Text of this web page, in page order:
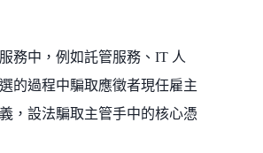
務中，例如託管服務、IT 人
的過程中騙取應徵者現任雇主
，設法騙取主管手中的核心憑